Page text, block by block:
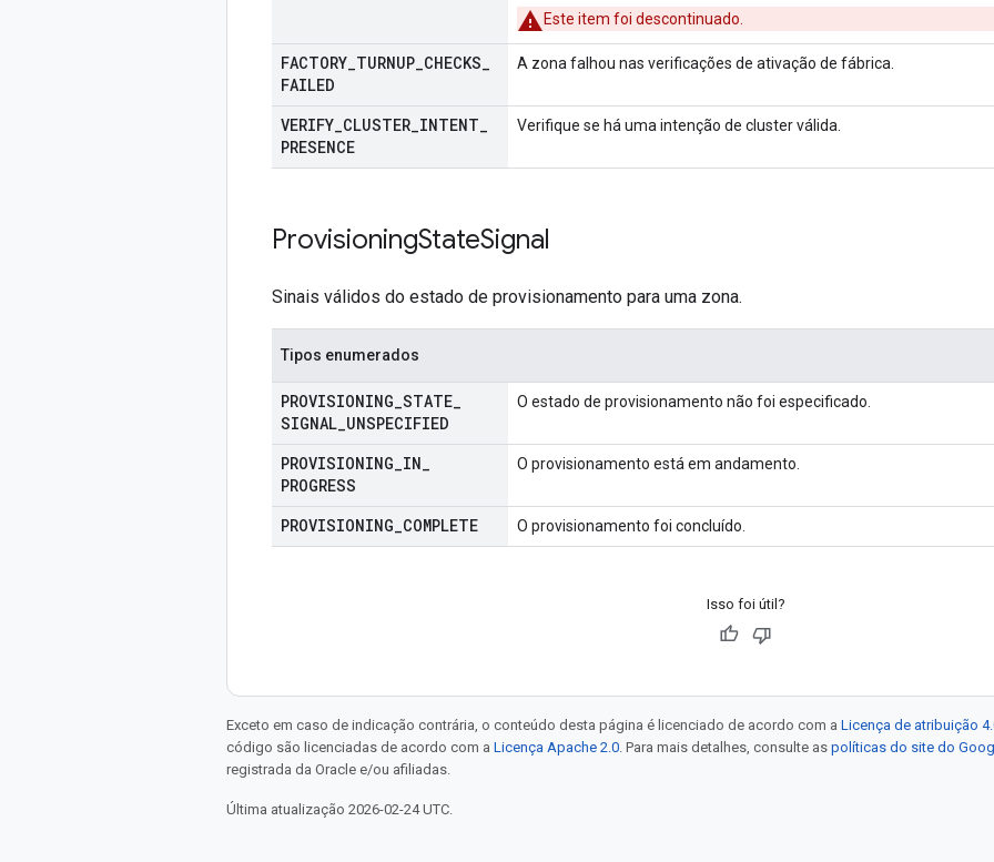
Este item foi descontinuado.
FACTORY TURNUP CHECKS
FAILED
A zona falhou nas verificações de ativação de fábrica.
VERIFY CLUSTER INTENT
PRESENCE
Verifique se há uma intenção de cluster válida.
ProvisioningStateSignal
Sinais válidos do estado de provisionamento para uma zona.
Tipos enumerados
PROVISIONING STATE
SIGNAL UNSPECIFIED
O estado de provisionamento não foi especificado.
PROVISIONING IN
PROGRESS
O provisionamento está em andamento.
PROVISIONING COMPLETE O provisionamento foi concluído.
Isso foi útil?
Exceto em caso de indicação contrária, o conteúdo desta página é licenciado de acordo com a Licença de atribuição
código são licenciadas de acordo com a Licença Apache 2.0. Para mais detalhes, consulte as políticas do site do
registrada da Oracle e/ou afiliadas.
Última atualização 2026-02-24 UTC.